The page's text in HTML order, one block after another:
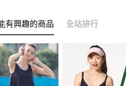
有興趣的商品 全站排行